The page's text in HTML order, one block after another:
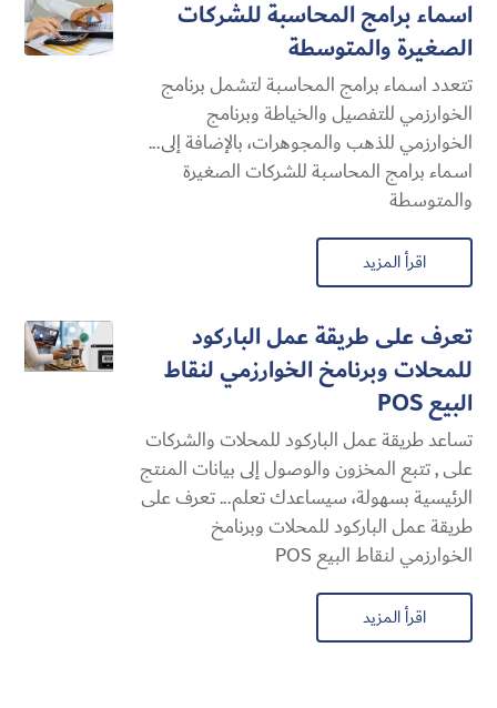
اسماء برامج المحاسبة للشركات
الصغيرة والمتوسطة
تتعدد اسماء برامج المحاسبة لتشمل برنامج
الخوارزمي للتفصيل والخياطة وبرنامج
الخوارزمي للذهب والمجوهرات، بالإضافة إلى...
اسماء برامج المحاسبة للشركات الصغيرة
والمتوسطة
اقرأ المزيد
تعرف على طريقة عمل الباركود
للمحلات وبرنامخ الخوارزمي لنقاط
البيع POS
تساعد طريقة عمل الباركود للمحلات والشركات
على , تتبع المخزون والوصول إلى بيانات المنتج
الرئيسية بسهولة، سيساعدك تعلم... تعرف على
طريقة عمل الباركود للمحلات وبرنامخ
الخوارزمي لنقاط البيع POS
اقرأ المزيد